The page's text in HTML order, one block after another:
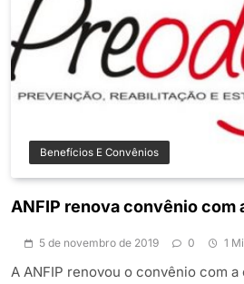
Benefícios E Convênios
ANFIP renova convênio com
5 de novembro de 2019 0 1
A ANFIP renovou o convênio com